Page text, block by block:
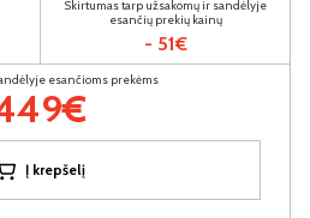
Skirtumas tarp užsakomų ir sandėlyje
esančių prekių kainų
- 51€
esančioms prekėms
Į krepšelį